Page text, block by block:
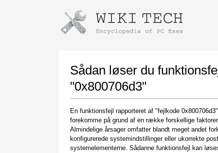
Sådan løser du
"0x800706d3"
En funktionsfejl rapporteret af "fejlkode
forekomme på grund af en række forskellige
Almindelige årsager omfatter blandt meget andet
konfigurerede systemindstillinger eller ukorrekte
systemelementerne. Sådanne funktionsfejl kan
Instructions for downloading using